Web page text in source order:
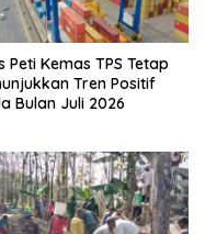
Peti Kemas TPS Tetap
Tren Positif
Bulan Juli 2026